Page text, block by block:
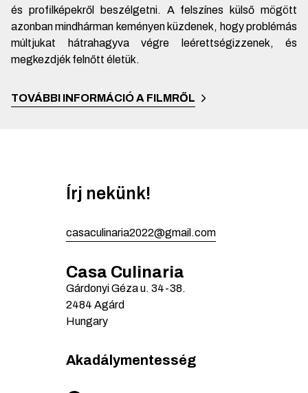
és profilképekről beszélgetni. A felszínes külső mögött
azonban mindhárman keményen küzdenek, hogy problémás
múltjukat hátrahagyva végre leérettségizzenek, és
megkezdjék felnőtt életük.
TOVÁBBI INFORMÁCIÓ A FILMRŐL
Írj nekünk!
casaculinaria2022@gmail.com
Casa Culinaria
Gárdonyi Géza u. 34-38.
2484 Agárd
Hungary
Akadálymentesség